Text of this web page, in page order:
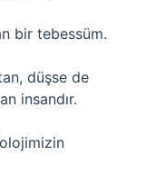
bir tebessüm.
düşse de
insandır.